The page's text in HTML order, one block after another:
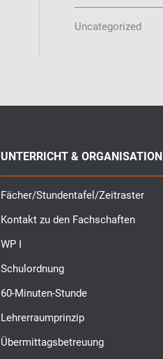
Uncategorized
UNTERRICHT & ORGANISATION
Fächer/Stundentafel/Zeitraster
Kontakt zu den Fachschaften
WP I
Schulordnung
60-Minuten-Stunde
Lehrerraumprinzip
Übermittagsbetreuung